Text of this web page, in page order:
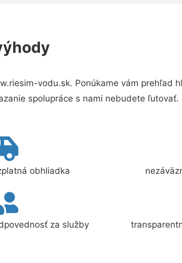
vodu.sk. Ponúkame vám prehľad
spolupráce s nami nebudete ľutovať.
obhliadka
za služby